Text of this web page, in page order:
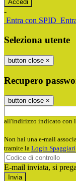
-
Entra con SPID
Seleziona utente
button close ×
Recupero
button close ×
all'indirizzo indicato con
Non hai una e-mail
tramite la Login Spaggiari
E-mail inviata, si